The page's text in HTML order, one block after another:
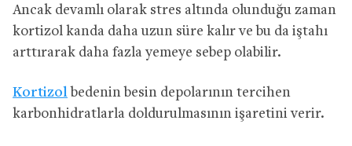
Ancak devamlı olarak stres altında olunduğu zaman
kortizol kanda daha uzun süre kalır ve bu da iştahı
arttırarak daha fazla yemeye sebep olabilir.
Kortizol bedenin besin depolarının tercihen
karbonhidratlarla doldurulmasının işaretini verir.